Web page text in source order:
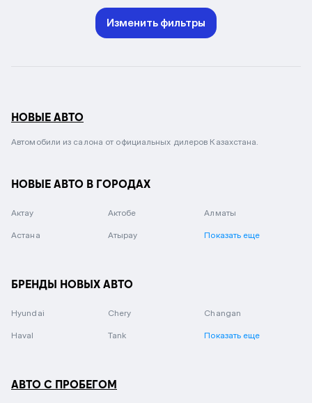
Изменить фильтры
НОВЫЕ АВТО
Автомобили из салона от официальных дилеров Казахстана.
НОВЫЕ АВТО В ГОРОДАХ
Актау Актобе Алматы
Астана Атырау Показать еще
БРЕНДЫ НОВЫХ АВТО
Hyundai Chery Changan
Haval Tank Показать еще
АВТО С ПРОБЕГОМ